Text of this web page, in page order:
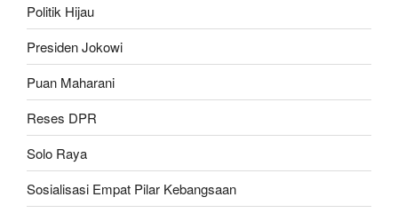
Politik Hijau
Presiden Jokowi
Puan Maharani
Reses DPR
Solo Raya
Sosialisasi Empat Pilar Kebangsaan